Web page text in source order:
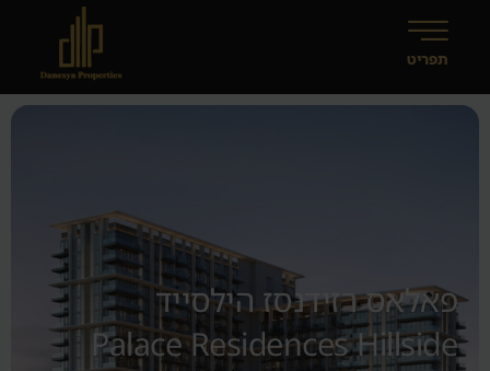
פאלאס רזידנסז הילסייד
Palace Residences Hillside